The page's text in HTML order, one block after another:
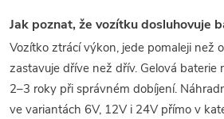
Jak poznat, že vozítku dosluhovuje
Vozítko ztrácí výkon, jede pomaleji než
zastavuje dříve než dřív. Gelová
2–3 roky při správném dobíjení.
ve variantách 6V, 12V i 24V přímo v